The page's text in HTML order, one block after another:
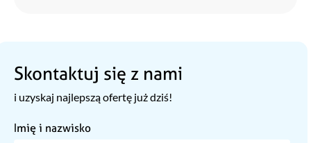
Skontaktuj się z nami
i uzyskaj najlepszą ofertę już dziś!
Imię i nazwisko